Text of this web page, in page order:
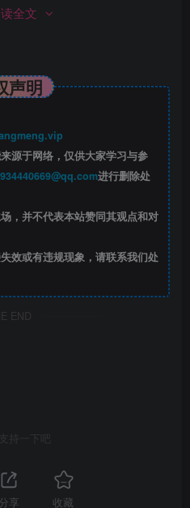
金会员（年费）可见
查看特权
错无法恢复！一切修
戏放于网盘内了。
全文
声明
源于网络，仅供大家学习与参
进行删除处
，并不代表本站赞同其观点和对
效或有违规现象，请联系我们处
END
持一下吧
分享 收藏